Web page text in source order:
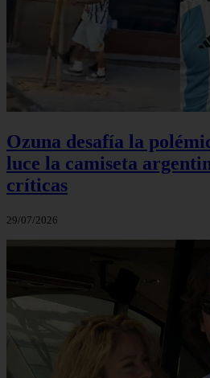
Ozuna desafía la
luce la camiseta
críticas
29/07/2026